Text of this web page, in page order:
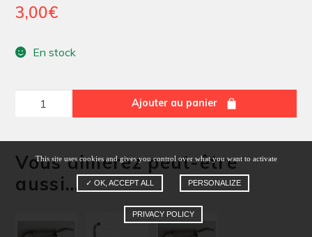
3,00€
En stock
quantité
échappement
Ajouter au panier
Vous aimerez peut-être
aussi…
This site uses cookies and gives you control over what you want to activate
✓ OK, ACCEPT ALL PERSONALIZE
PRIVACY POLICY